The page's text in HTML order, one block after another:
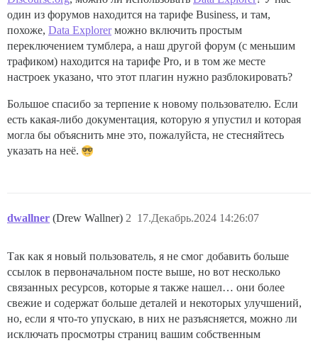
один из форумов находится на тарифе Business, и там,
похоже, Data Explorerможно включить простым
переключением тумблера, а наш другой форум (с меньшим
трафиком) находится на тарифе Pro, и в том же месте
настроек указано, что этот плагин нужно разблокировать?
Большое спасибо за терпение к новому пользователю. Если
есть какая-либо документация, которую я упустил и которая
могла бы объяснить мне это, пожалуйста, не стесняйтесь
указать на неё.
dwallner (Drew Wallner) 17.Декабрь.2024 14:26:07
2
Так как я новый пользователь, я не смог добавить больше
ссылок в первоначальном посте выше, но вот несколько
связанных ресурсов, которые я также нашел… они более
свежие и содержат больше деталей и некоторых улучшений,
но, если я что-то упускаю, в них не разъясняется, можно ли
исключать просмотры страниц вашим собственным